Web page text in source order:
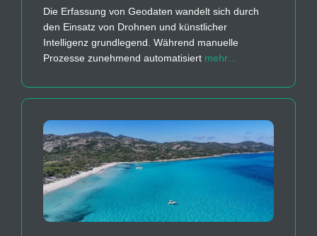
Die Erfassung von Geodaten wandelt sich durch
den Einsatz von Drohnen und künstlicher
Intelligenz grundlegend. Während manuelle
Prozesse zunehmend automatisiert mehr…